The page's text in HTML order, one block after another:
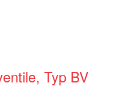
Typ BV